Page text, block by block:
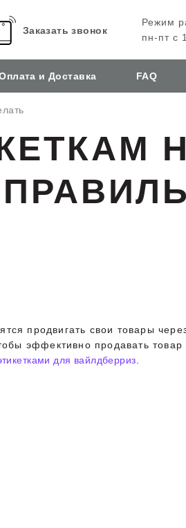
Заказать звонок
Режим
пн-пт с
и Доставка FAQ
продвигать свои товары
эффективно продавать
для вайлдберриз